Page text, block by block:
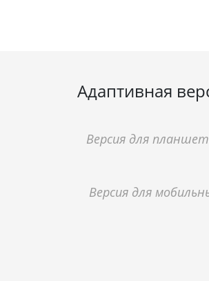
Адаптивная
Версия для
Версия для